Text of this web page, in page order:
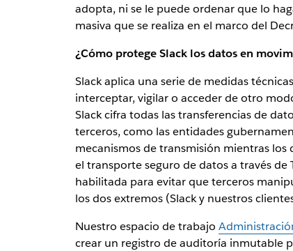
adopta, ni se le puede ordenar que lo
masiva que se realiza en el marco del
¿Cómo protege Slack los datos en
Slack aplica una serie de medidas
interceptar, vigilar o acceder de otro
Slack cifra todas las transferencias de
terceros, como las entidades
mecanismos de transmisión mientras
el transporte seguro de datos a través de
habilitada para evitar que terceros
los dos extremos (Slack y nuestros
Nuestro espacio de trabajo
crear un registro de auditoría inmutable